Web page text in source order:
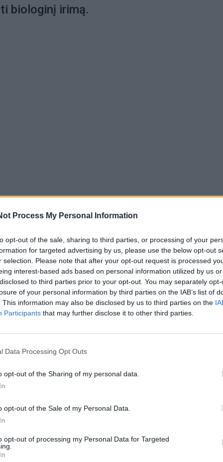
Process My Personal Information
opt-out of the sale, sharing to third parties, or processing of your
for targeted advertising by us, please use the below opt-out
selection. Please note that after your opt-out request is processed
interest-based ads based on personal information utilized by us
to third parties prior to your opt-out. You may separately
of your personal information by third parties on the IAB’s list of
This information may also be disclosed by us to third parties on the
Participants that may further disclose it to other third parties.
Data Processing Opt Outs
opt-out of the Sharing of my personal data.
opt-out of the Sale of my Personal Data.
opt-out of processing my Personal Data for Targeted
biologinį irimą.
Lenino mirties partinėje vadovybėje užvirė aršios
paprastų ir kuklių laidotuvių, politinė būtinybė diktavo
reikėjo sukurti apčiuopiamą, matomą ir masėms
problema: kaip išsaugoti kūną vasaros karščių
patologanatomai atliko laikinąjį balzamavimą
leidžianti išlaikyti kūną vos kelis mėnesius.